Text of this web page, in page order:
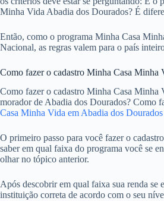
Minha Vida Abadia dos Dourados? É
Então, como o programa Minha Casa
Nacional, as regras valem para o país
Como fazer o cadastro Minha Casa Minha
Como fazer o cadastro Minha Casa Minha
morador de Abadia dos Dourados? Como
Casa Minha Vida em Abadia dos
O primeiro passo para você fazer o
saber em qual faixa do programa você se
olhar no tópico anterior.
Após descobrir em qual faixa sua renda se
instituição correta de acordo com o seu